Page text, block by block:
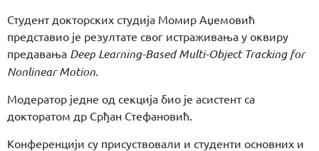
Студент докторских студија Момир Аџемовић
представио је резултате свог истраживања у оквиру
предавања Deep Learning-Based Multi-Object Tracking for
Nonlinear Motion.
Модератор једне од секција био је асистент са
докторатом др Срђан Стефановић.
Конференцији су присуствовали и студенти основних и